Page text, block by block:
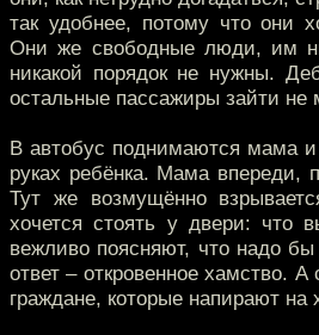
так удобнее, потому что они
Они же свободные люди, им
никакой порядок не нужны.
остальные пассажиры зайти не
В автобус поднимаются мама
руках ребёнка. Мама впереди,
Тут же возмущённо
хочется стоять у двери: что
вежливо поясняют, что надо
ответ – откровенное хамство. А
граждане, которые напирают